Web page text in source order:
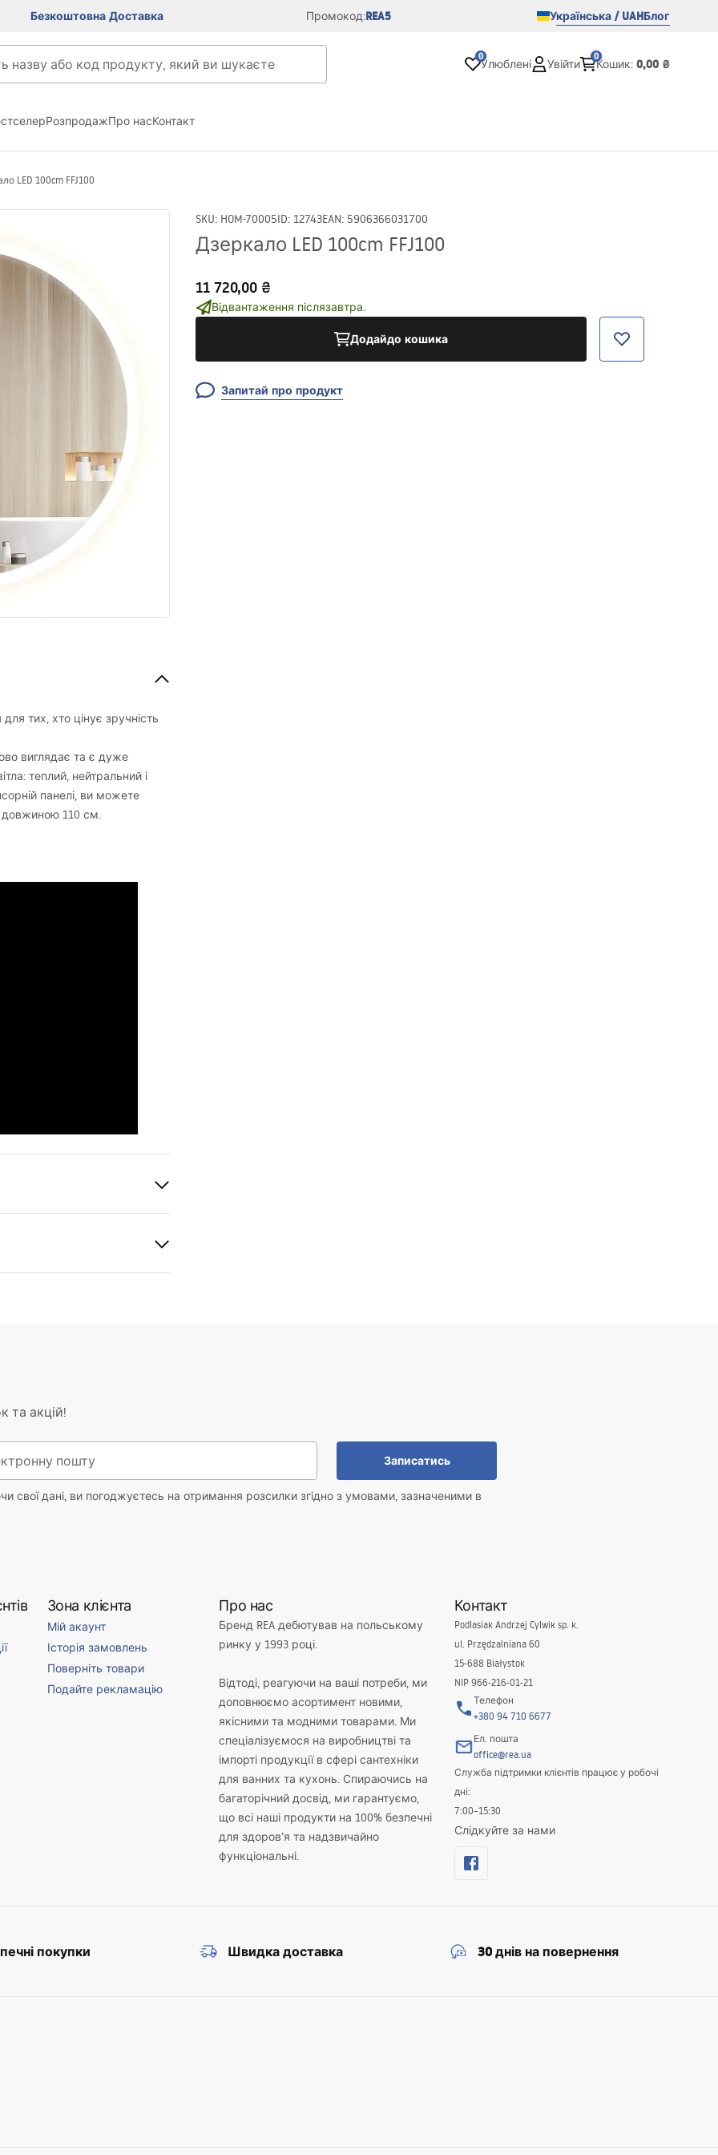
Безкоштовна Доставка Промокод:REA5 Українська / UAHБлог
0
Улюблені Увійти
0
Кошик: 0,00 ₴
РозпродажПро насКонтакт
LED 100cm FFJ100
SKU: HOM-70005ID: 12743EAN: 5906366031700
Дзеркало LED 100cm FFJ100
11 720,00 ₴
Відвантаження післязавтра.
Додайдо кошика
Запитай про продукт
тих, хто цінує зручність
виглядає та є дуже
теплий, нейтральний і
панелі, ви можете
довжиною 110 см.
та акцій!
Записатись
свої дані, ви погоджуєтесь на отримання розсилки згідно з умовами, зазначеними в
Зона клієнта
Мій акаунт
Історія замовлень
Поверніть товари
Подайте рекламацію
Про нас
Бренд REA дебютував на польському
ринку у 1993 році.
Відтоді, реагуючи на ваші потреби, ми
доповнюємо асортимент новими,
якісними та модними товарами. Ми
спеціалізуємося на виробництві та
імпорті продукції в сфері сантехніки
для ванних та кухонь. Спираючись на
багаторічний досвід, ми гарантуємо,
що всі наші продукти на 100% безпечні
для здоров’я та надзвичайно
функціональні.
Контакт
Podlasiak Andrzej Cylwik sp. k.
ul. Przędzalniana 60
15-688 Białystok
NIP 966-216-01-21
Телефон
+380 94 710 6677
Ел. пошта
office@rea.ua
Служба підтримки клієнтів працює у робочі
дні:
7:00–15:30
Слідкуйте за нами
покупки Швидка доставка 30 днів на повернення